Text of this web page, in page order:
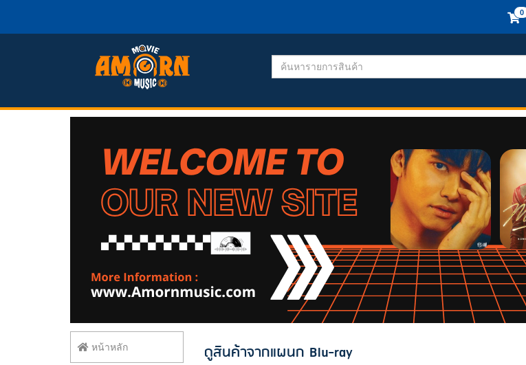
หน้าหลัก ดูสินค้าจากแผนก Blu-ray